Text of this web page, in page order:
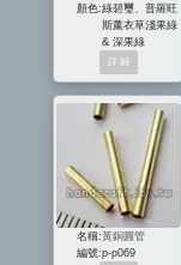
顏色:綠碧璽、普羅旺
斯薰衣草淺果綠
& 深果綠
名稱:黃銅圓管
編號:p-p069